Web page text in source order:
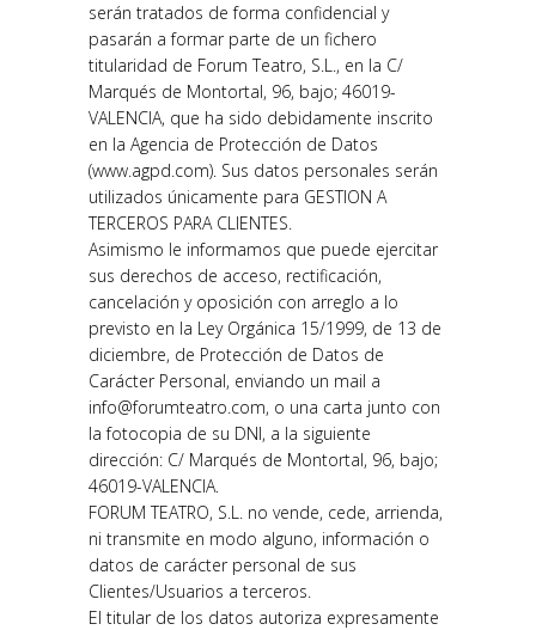
serán tratados de forma confidencial y
pasarán a formar parte de un fichero
titularidad de Forum Teatro, S.L., en la C/
Marqués de Montortal, 96, bajo; 46019-
VALENCIA, que ha sido debidamente inscrito
en la Agencia de Protección de Datos
(www.agpd.com). Sus datos personales serán
utilizados únicamente para GESTION A
TERCEROS PARA CLIENTES.
Asimismo le informamos que puede ejercitar
sus derechos de acceso, rectificación,
cancelación y oposición con arreglo a lo
previsto en la Ley Orgánica 15/1999, de 13 de
diciembre, de Protección de Datos de
Carácter Personal, enviando un mail a
info@forumteatro.com, o una carta junto con
la fotocopia de su DNI, a la siguiente
dirección: C/ Marqués de Montortal, 96, bajo;
46019-VALENCIA.
FORUM TEATRO, S.L. no vende, cede, arrienda,
ni transmite en modo alguno, información o
datos de carácter personal de sus
Clientes/Usuarios a terceros.
El titular de los datos autoriza expresamente